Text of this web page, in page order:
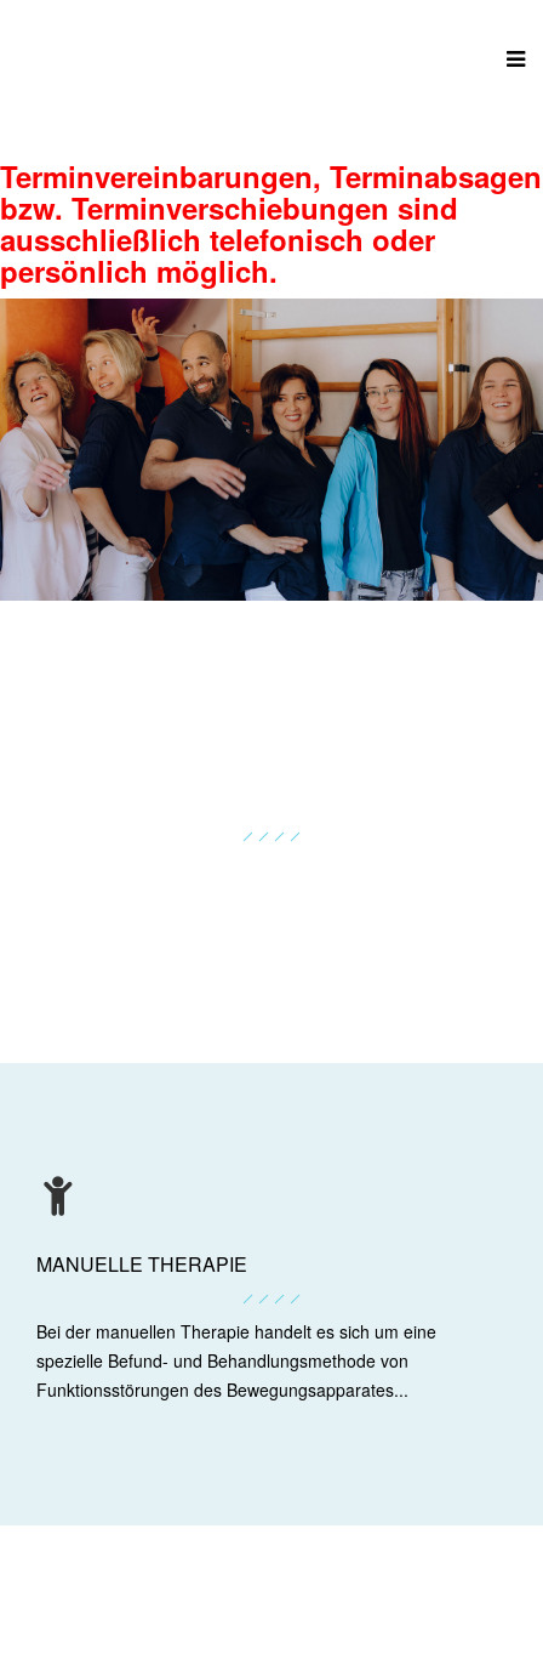
Terminvereinbarungen, Terminabsagen
bzw. Terminverschiebungen sind
ausschließlich telefonisch oder
persönlich möglich.
MANUELLE THERAPIE
Bei der manuellen Therapie handelt es sich um eine
spezielle Befund- und Behandlungsmethode von
Funktionsstörungen des Bewegungsapparates...